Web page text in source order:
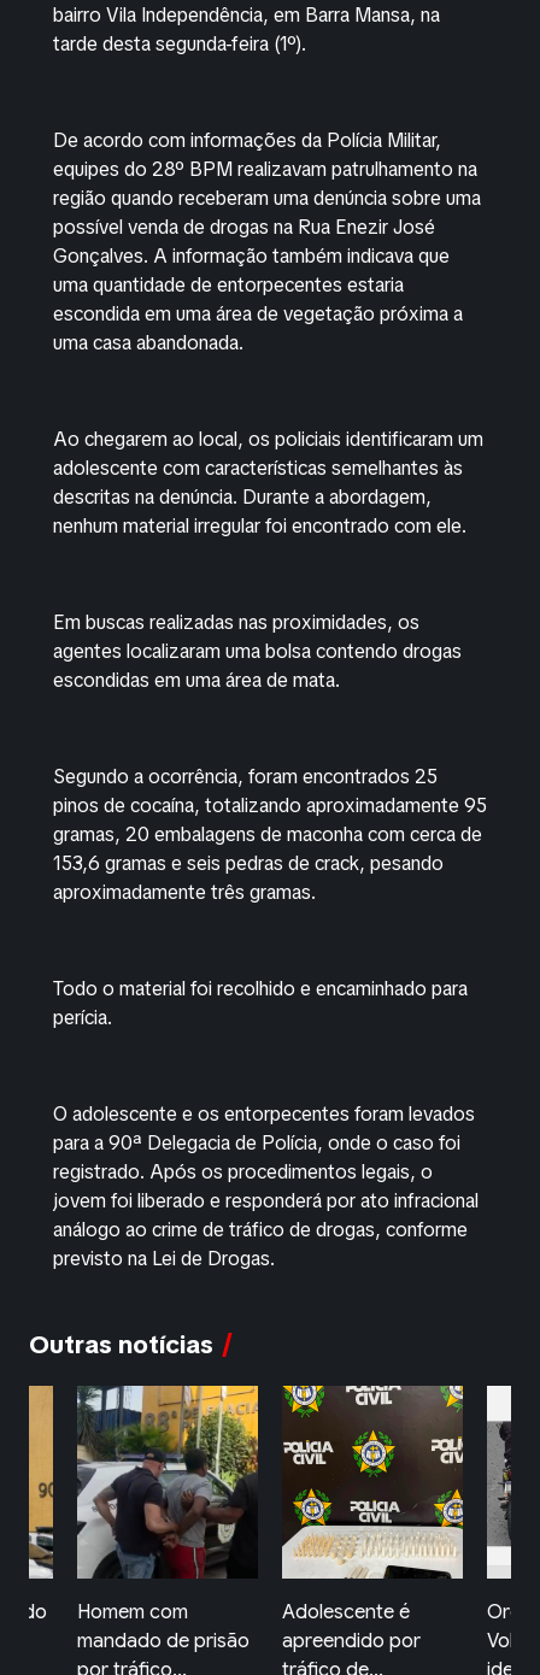
bairro Vila Independência, em Barra Mansa, na
tarde desta segunda-feira (1º).
De acordo com informações da Polícia Militar,
equipes do 28º BPM realizavam patrulhamento na
região quando receberam uma denúncia sobre uma
possível venda de drogas na Rua Enezir José
Gonçalves. A informação também indicava que
uma quantidade de entorpecentes estaria
escondida em uma área de vegetação próxima a
uma casa abandonada.
Ao chegarem ao local, os policiais identificaram um
adolescente com características semelhantes às
descritas na denúncia. Durante a abordagem,
nenhum material irregular foi encontrado com ele.
Em buscas realizadas nas proximidades, os
agentes localizaram uma bolsa contendo drogas
escondidas em uma área de mata.
Segundo a ocorrência, foram encontrados 25
pinos de cocaína, totalizando aproximadamente 95
gramas, 20 embalagens de maconha com cerca de
153,6 gramas e seis pedras de crack, pesando
aproximadamente três gramas.
Todo o material foi recolhido e encaminhado para
perícia.
O adolescente e os entorpecentes foram levados
para a 90ª Delegacia de Polícia, onde o caso foi
registrado. Após os procedimentos legais, o
jovem foi liberado e responderá por ato infracional
análogo ao crime de tráfico de drogas, conforme
previsto na Lei de Drogas.
Outras notícias
Adolescente é
apreendido por
tráfico de...
Ordem Pública de
Volta Redonda
identific...